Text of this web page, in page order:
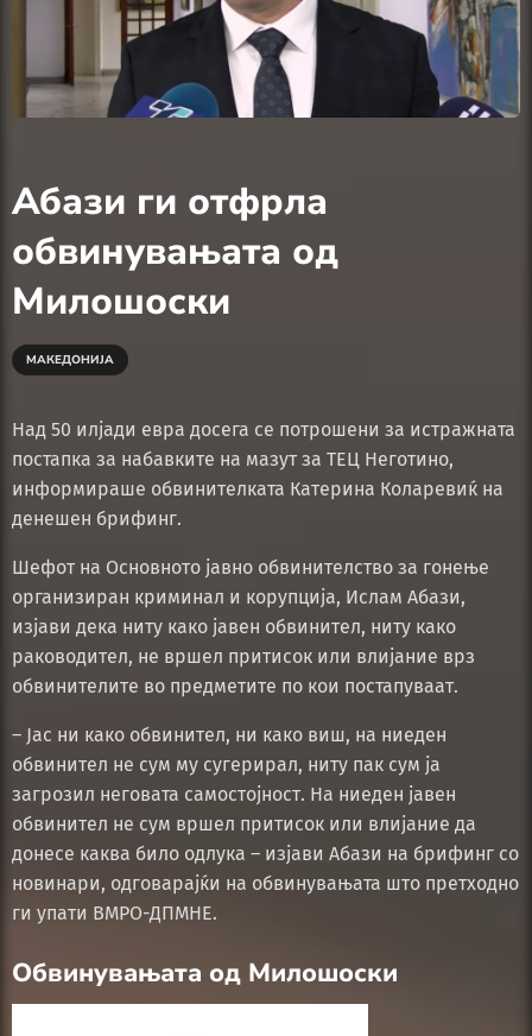
Абази ги отфрла
обвинувањата од
Милошоски
МАКЕДОНИЈА
Над 50 илјади евра досега се потрошени за истражната
постапка за набавките на мазут за ТЕЦ Неготино,
информираше обвинителката Катерина Коларевиќ на
денешен брифинг.
Шефот на Основното јавно обвинителство за гонење
организиран криминал и корупција, Ислам Абази,
изјави дека ниту како јавен обвинител, ниту како
раководител, не вршел притисок или влијание врз
обвинителите во предметите по кои постапуваат.
– Јас ни како обвинител, ни како виш, на ниеден
обвинител не сум му сугерирал, ниту пак сум ја
загрозил неговата самостојност. На ниеден јавен
обвинител не сум вршел притисок или влијание да
донесе каква било одлука – изјави Абази на брифинг со
новинари, одговарајќи на обвинувањата што претходно
ги упати ВМРО-ДПМНЕ.
Обвинувањата од Милошоски